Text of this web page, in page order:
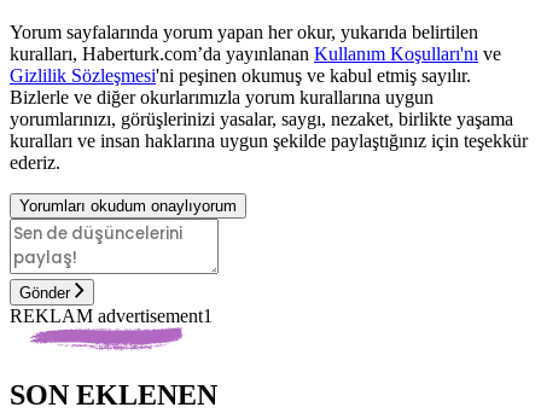
Yorum sayfalarında yorum yapan her okur, yukarıda belirtilen
kuralları, Haberturk.com’da yayınlanan Kullanım Koşulları'nı ve
Gizlilik Sözleşmesi'ni peşinen okumuş ve kabul etmiş sayılır.
Bizlerle ve diğer okurlarımızla yorum kurallarına uygun
yorumlarınızı, görüşlerinizi yasalar, saygı, nezaket, birlikte yaşama
kuralları ve insan haklarına uygun şekilde paylaştığınız için teşekkür
ederiz.
Yorumları okudum onaylıyorum
Gönder
REKLAM advertisement1
SON EKLENEN